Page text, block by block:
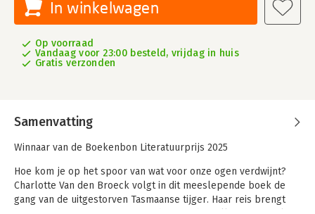
In winkelwagen
Op voorraad
Vandaag voor 23:00 besteld, vrijdag in huis
Gratis verzonden
Samenvatting
Winnaar van de Boekenbon Literatuurprijs 2025
Hoe kom je op het spoor van wat voor onze ogen verdwijnt?
Charlotte Van den Broeck volgt in dit meeslepende boek de
gang van de uitgestorven Tasmaanse tijger. Haar reis brengt